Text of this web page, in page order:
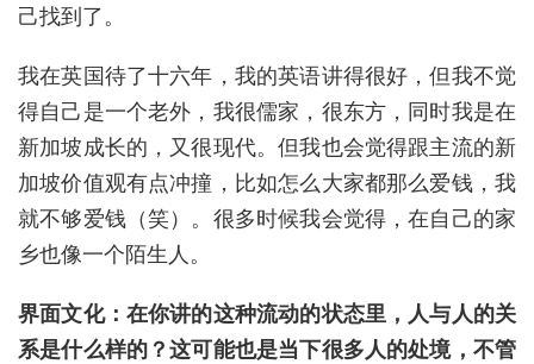
己找到了。
我在英国待了十六年，我的英语讲得很好，但我不觉
得自己是一个老外，我很儒家，很东方，同时我是在
新加坡成长的，又很现代。但我也会觉得跟主流的新
加坡价值观有点冲撞，比如怎么大家都那么爱钱，我
就不够爱钱（笑）。很多时候我会觉得，在自己的家
乡也像一个陌生人。
界面文化：在你讲的这种流动的状态里，人与人的关
系是什么样的？这可能也是当下很多人的处境，不管